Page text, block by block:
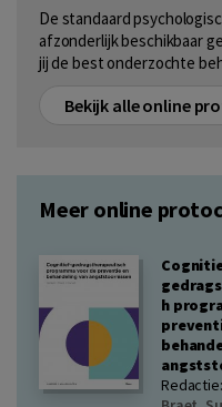
De standaard
afzonderlijk beschikbaar
jij de best onderzochte
Bekijk alle online
Meer online
h
Redactie: